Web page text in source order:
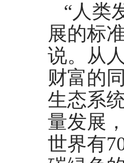
“人类
展的标
说。从
财富的
生态系
量发展
世界有